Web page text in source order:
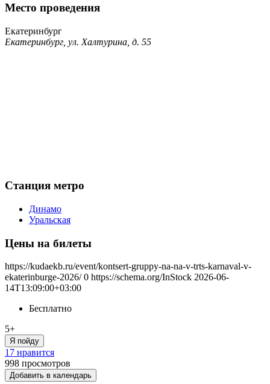
Место проведения
Екатеринбург
Екатеринбург, ул. Халтурина, д. 55
Станция метро
Динамо
Уральская
Цены на билеты
https://kudaekb.ru/event/kontsert-gruppy-na-na-v-trts-karnaval-v-
ekaterinburge-2026/ 0 https://schema.org/InStock 2026-06-
14T13:09:00+03:00
Бесплатно
5+
Я пойду
17 нравится
998 просмотров
Добавить в календарь